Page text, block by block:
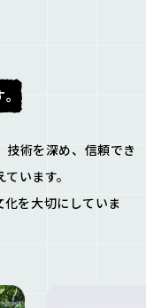
術を深め、 信頼でき
います。
を大切にしていま